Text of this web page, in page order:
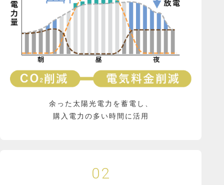
余った太陽光電力を蓄電し、
購入電力の多い時間に活用
02